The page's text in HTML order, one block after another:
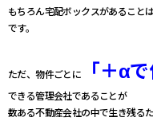
もちろん宅配ボックスがあること
です。
ただ、物件ごとに 「＋α
できる管理会社であることが
数ある不動産会社の中で生き残る